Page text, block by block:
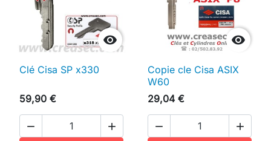

Clé Cisa SP x330
59,90 €
 

Copie cle Cisa ASIX
W60
29,04 €
 